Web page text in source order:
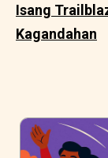
Isang
Kagandahan